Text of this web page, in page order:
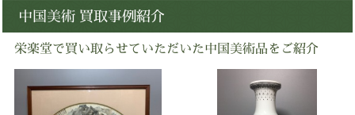
中国美術 買取事例紹介
栄楽堂で買い取らせていただいた中国美術品をご紹介